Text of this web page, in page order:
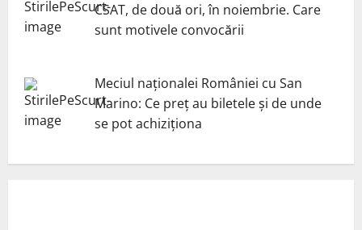
CSAT, de două ori, în noiembrie. Care
sunt motivele convocării
Meciul naționalei României cu San
Marino: Ce preț au biletele și de unde
se pot achiziționa